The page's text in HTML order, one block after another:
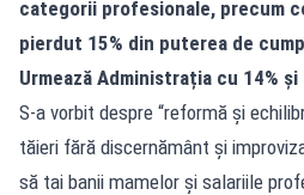
categorii profesionale, precum
pierdut 15% din puterea de
Urmează Administrația cu 14%
S-a vorbit despre “reformă și
tăieri fără discernământ și
să tai banii mamelor și salariile